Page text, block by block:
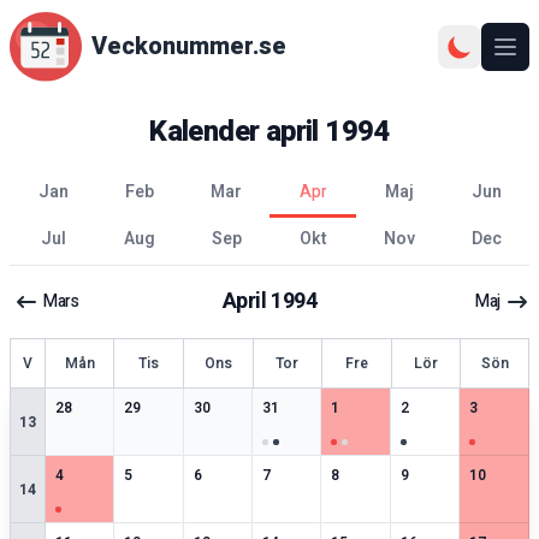
Veckonummer.se
Kalenderapril 1994
jan feb mar apr maj
jun
jul
aug sep okt nov dec
Mars April1994 Maj
Vecka Mån Tis Ons Tor Fre Lör Sön
13
28
2speciella datum
29
2speciella datum
30
2speciella datum
31
3speciella datum
14 speciella datum
2
3speciella datum
3
3
14
4
3speciella datum
5
2speciella datum
6
2speciella datum
7
2speciella datum
8
2speciella datum
9
2speciella datum
10
2